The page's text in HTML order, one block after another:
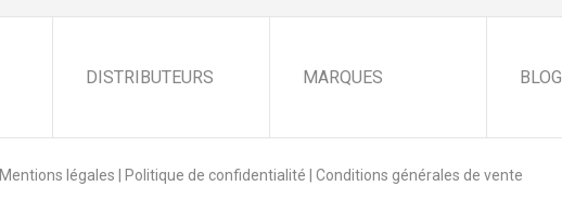
DISTRIBUTEURS MARQUES BLOG
Mentions légales Politique de confidentialité Conditions générales de vente